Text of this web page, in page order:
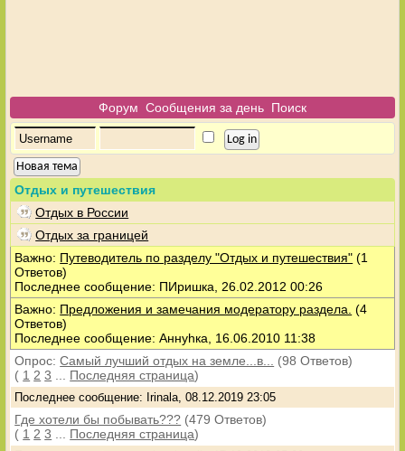
Форум Сообщения за день Поиск
Новая тема
Отдых и путешествия
Отдых в России
Отдых за границей
Важно: Путеводитель по разделу "Отдых и путешествия" (1
Ответов)
Последнее сообщение: ПИришка, 26.02.2012 00:26
Важно: Предложения и замечания модератору раздела. (4
Ответов)
Последнее сообщение: Аннуhка, 16.06.2010 11:38
Опрос:Самый лучший отдых на земле...в...
(98 Ответов)
( 1 2 3 Последняя страница)
Последнее сообщение: Irinala, 08.12.2019 23:05
Где хотели бы побывать??? (479 Ответов)
( 1 2 3 Последняя страница)